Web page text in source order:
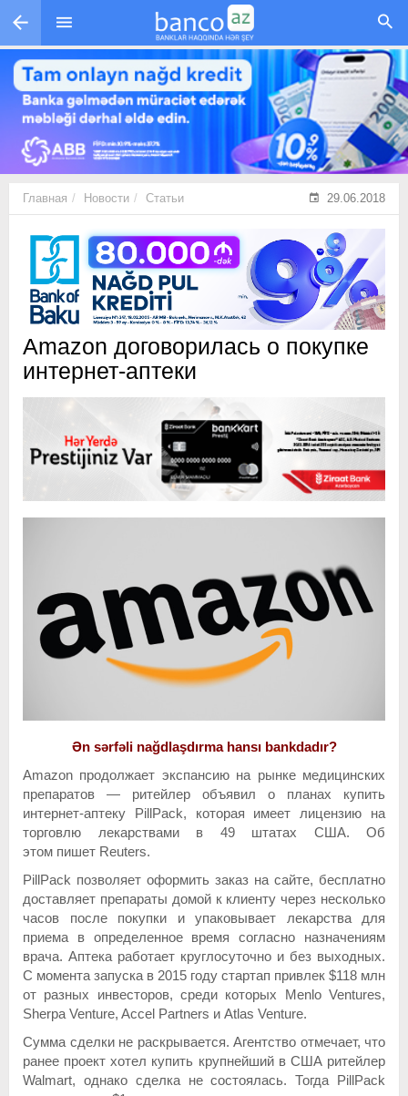
Перейти к основному содержанию
Главная Новости Статьи 29.06.2018
Amazon договорилась о покупке
интернет-аптеки
Ən sərfəli nağdlaşdırma hansı bankdadır?
Amazon продолжает экспансию на рынке медицинских
препаратов — ритейлер объявил о планах купить
интернет-аптеку PillPack, которая имеет лицензию на
торговлю лекарствами в 49 штатах США. Об
этом пишет Reuters.
PillPack позволяет оформить заказ на сайте, бесплатно
доставляет препараты домой к клиенту через несколько
часов после покупки и упаковывает лекарства для
приема в определенное время согласно назначениям
врача. Аптека работает круглосуточно и без выходных.
С момента запуска в 2015 году стартап привлек $118 млн
от разных инвесторов, среди которых Menlo Ventures,
Sherpa Venture, Accel Partners и Atlas Venture.
Сумма сделки не раскрывается. Агентство отмечает, что
ранее проект хотел купить крупнейший в США ритейлер
Walmart, однако сделка не состоялась. Тогда PillPack